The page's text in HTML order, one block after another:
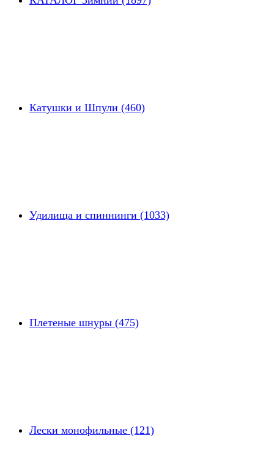
Катушки и Шпули (460)
Удилища и спиннинги (1033)
Плетеные шнуры (475)
Лески монофильные (121)